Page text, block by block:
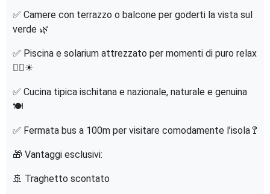
✅ Camere con terrazzo o balcone per goderti la vista sul
verde 🌿
✅ Piscina e solarium attrezzato per momenti di puro relax
🏊‍♂️☀
✅ Cucina tipica ischitana e nazionale, naturale e genuina
🍽
✅ Fermata bus a 100m per visitare comodamente l’isola 🚏
🎁 Vantaggi esclusivi:
🚢 Traghetto scontato